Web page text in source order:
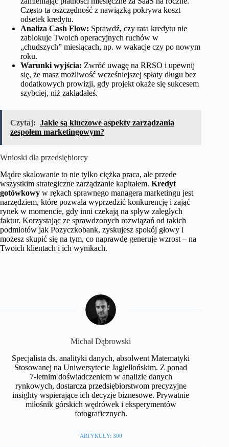
Często ta oszczędność z nawiązką pokrywa koszt
odsetek kredytu.
Analiza Cash Flow: Sprawdź, czy rata kredytu nie
zablokuje Twoich operacyjnych ruchów w
„chudszych” miesiącach, np. w wakacje czy po nowym
roku.
Warunki wyjścia: Zwróć uwagę na RRSO i upewnij
się, że masz możliwość wcześniejszej spłaty długu bez
dodatkowych prowizji, gdy projekt okaże się sukcesem
szybciej, niż zakładałeś.
Czytaj: Jakie są kluczowe aspekty zarządzania
zespołem marketingowym?
Wnioski dla przedsiębiorcy
Mądre skalowanie to nie tylko ciężka praca, ale przede
wszystkim strategiczne zarządzanie kapitałem. Kredyt
gotówkowy w rękach sprawnego managera marketingu jest
narzędziem, które pozwala wyprzedzić konkurencję i zająć
rynek w momencie, gdy inni czekają na spływ zaległych
faktur. Korzystając ze sprawdzonych rozwiązań od takich
podmiotów jak Pozyczkobank, zyskujesz spokój głowy i
możesz skupić się na tym, co naprawdę generuje wzrost – na
Twoich klientach i ich wynikach.
Michał Dąbrowski
Specjalista ds. analityki danych, absolwent Matematyki
Stosowanej na Uniwersytecie Jagiellońskim. Z ponad
7-letnim doświadczeniem w analizie danych
rynkowych, dostarcza przedsiębiorstwom precyzyjne
insighty wspierające ich decyzje biznesowe. Prywatnie
miłośnik górskich wędrówek i eksperymentów
fotograficznych.
ARTYKUŁY: 300